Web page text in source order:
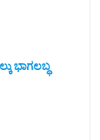
ಭಾಗಲಬ್ಧ